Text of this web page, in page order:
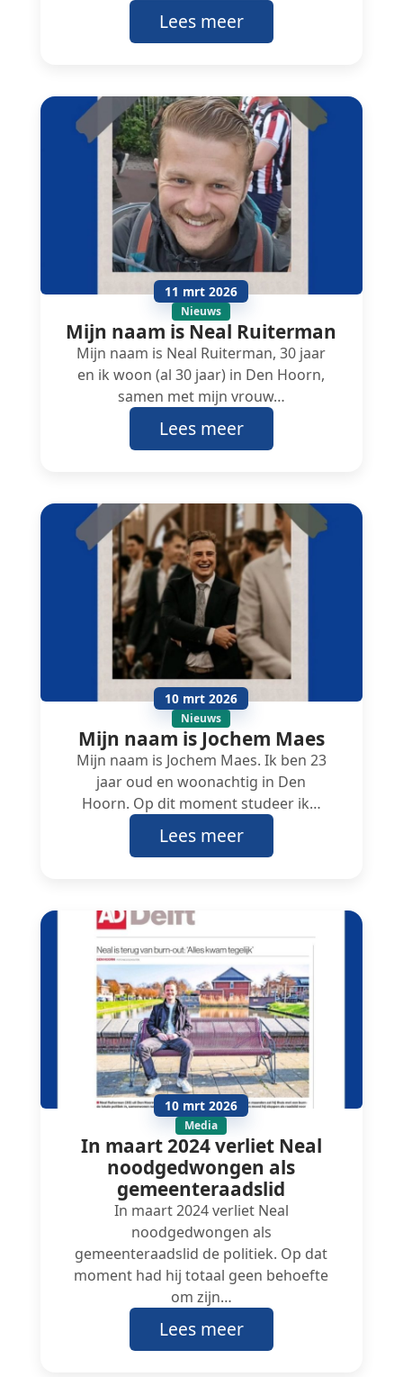
Lees meer
11 mrt 2026
Nieuws
Mijn naam is Neal Ruiterman
Mijn naam is Neal Ruiterman, 30 jaar
en ik woon (al 30 jaar) in Den Hoorn,
samen met mijn vrouw…
Lees meer
10 mrt 2026
Nieuws
Mijn naam is Jochem Maes
Mijn naam is Jochem Maes. Ik ben 23
jaar oud en woonachtig in Den
Hoorn. Op dit moment studeer ik…
Lees meer
10 mrt 2026
Media
In maart 2024 verliet Neal
noodgedwongen als
gemeenteraadslid
In maart 2024 verliet Neal
noodgedwongen als
gemeenteraadslid de politiek. Op dat
moment had hij totaal geen behoefte
om zijn…
Lees meer